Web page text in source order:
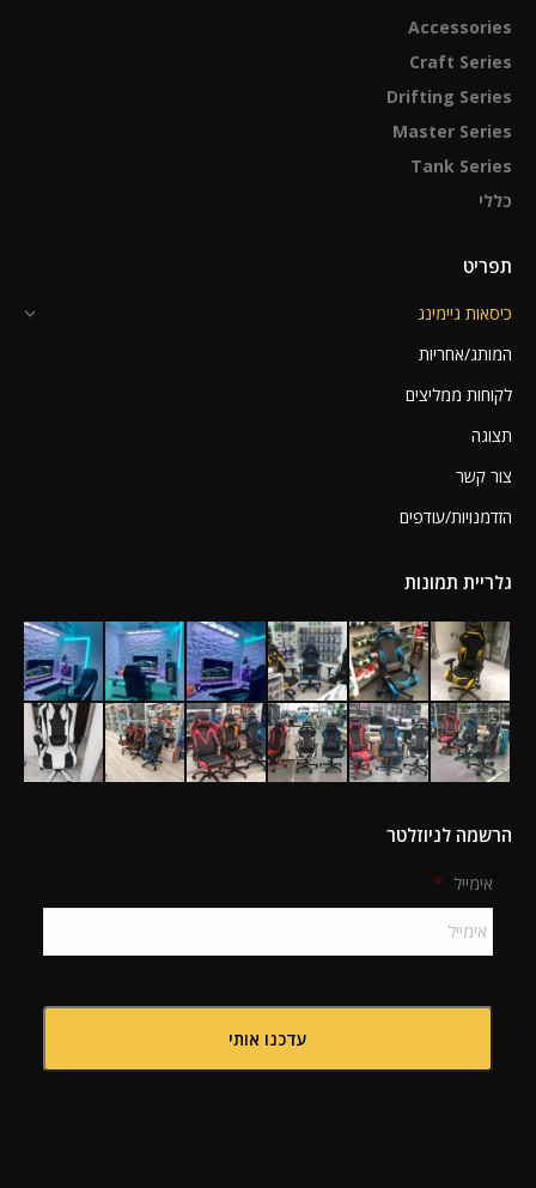
Accessories
Craft Series
Drifting Series
Master Series
Tank Series
כללי
תפריט
כיסאות גיימינג
המותג/אחריות
לקוחות ממליצים
תצוגה
צור קשר
הזדמנויות/עודפים
גלריית תמונות
הרשמה לניוזלטר
אימייל *